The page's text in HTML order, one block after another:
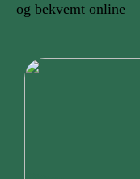
og bekvemt online